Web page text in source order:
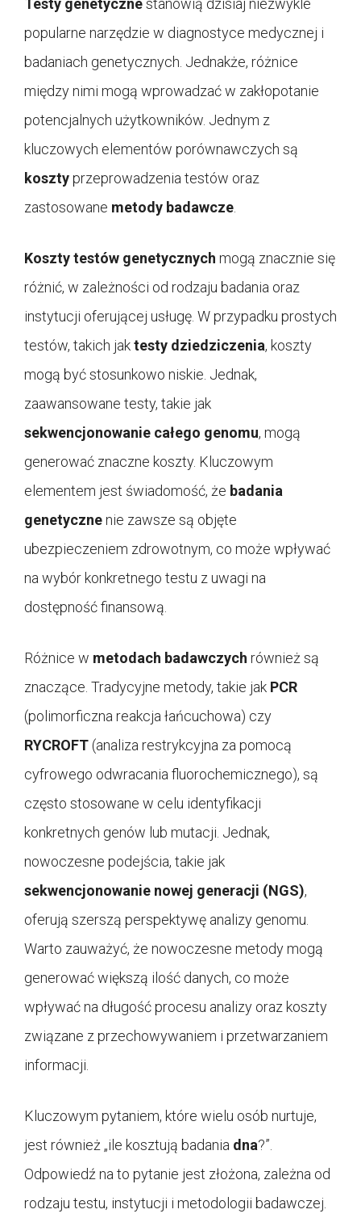
popularne narzędzie w diagnostyce medycznej i
badaniach genetycznych. Jednakże, różnice
między nimi mogą wprowadzać w zakłopotanie
potencjalnych użytkowników. Jednym z
kluczowych elementów porównawczych są
kosztyprzeprowadzenia testów oraz
zastosowane metody badawcze
Koszty testów genetycznych mogą znacznie się
różnić, w zależności od rodzaju badania oraz
instytucji oferującej usługę. W przypadku prostych
testów, takich jaktesty dziedziczenia, koszty
mogą być stosunkowo niskie. Jednak,
zaawansowane testy, takie jak
sekwencjonowanie całego genomu, mogą
generować znaczne koszty. Kluczowym
elementem jest świadomość, że badania
genetycznenie zawsze są objęte
ubezpieczeniem zdrowotnym, co może wpływać
na wybór konkretnego testu z uwagi na
dostępność finansową.
Różnice w metodach badawczych również są
znaczące. Tradycyjne metody, takie jak PCR
(polimorficzna reakcja łańcuchowa) czy
RYCROFT (analiza restrykcyjna za pomocą
cyfrowego odwracania fluorochemicznego), są
często stosowane w celu identyfikacji
konkretnych genów lub mutacji. Jednak,
nowoczesne podejścia, takie jak
sekwencjonowanie nowej generacji (NGS),
oferują szerszą perspektywę analizy genomu.
Warto zauważyć, że nowoczesne metody mogą
generować większą ilość danych, co może
wpływać na długość procesu analizy oraz koszty
związane z przechowywaniem i przetwarzaniem
informacji.
Kluczowym pytaniem, które wielu osób nurtuje,
jest również „ile kosztują badania dna?”.
Odpowiedź na to pytanie jest złożona, zależna od
rodzaju testu, instytucji i metodologii badawczej.